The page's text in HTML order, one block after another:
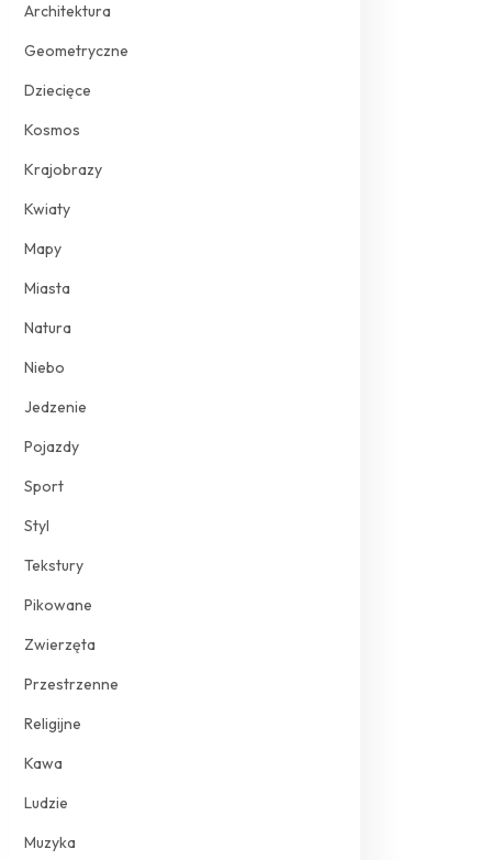
Architektura
Geometryczne
Dziecięce
Kosmos
Krajobrazy
Kwiaty
Mapy
Miasta
Natura
Niebo
Jedzenie
Pojazdy
Sport
Styl
Tekstury
Pikowane
Zwierzęta
Przestrzenne
Religijne
Kawa
Ludzie
Muzyka